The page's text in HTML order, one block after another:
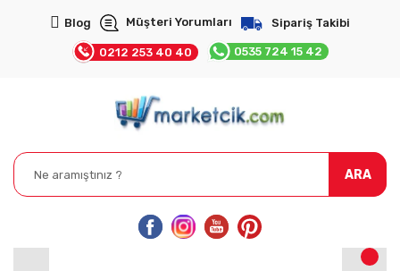
Blog Müşteri Yorumları Sipariş Takibi
0212 253 40 40 0535 724 15 42
ARA